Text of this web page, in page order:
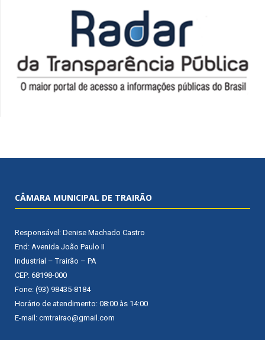
CÂMARA MUNICIPAL DE TRAIRÃO
Responsável: Denise Machado Castro
End: Avenida João Paulo II
Industrial – Trairão – PA
CEP: 68198-000
Fone: (93) 98435-8184
Horário de atendimento: 08:00 às 14:00
E-mail: cmtrairao@gmail.com